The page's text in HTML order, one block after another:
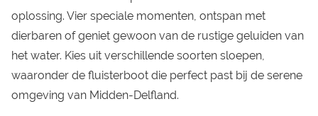
oplossing. Vier speciale momenten, ontspan met
dierbaren of geniet gewoon van de rustige geluiden van
het water. Kies uit verschillende soorten sloepen,
waaronder de fluisterboot die perfect past bij de serene
omgeving van Midden-Delfland.